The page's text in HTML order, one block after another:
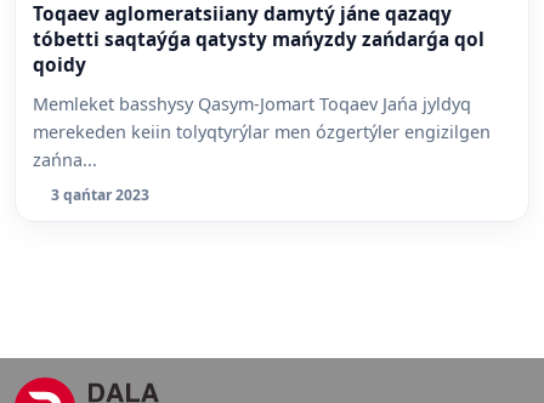
Toqaev aglomeratsiiany damytý jáne qazaqy
tóbetti saqtaýǵa qatysty mańyzdy zańdarǵa qol
qoidy
Memleket basshysy Qasym-Jomart Toqaev Jańa jyldyq
merekeden keiin tolyqtyrýlar men ózgertýler engizilgen
zańna...
3 qańtar 2023